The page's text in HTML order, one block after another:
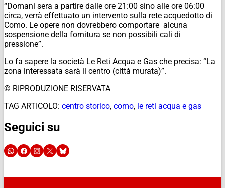
“Domani sera a partire dalle ore 21:00 sino alle ore 06:00
circa, verrà effettuato un intervento sulla rete acquedotto di
Como. Le opere non dovrebbero comportare alcuna
sospensione della fornitura se non possibili cali di
pressione”.
Lo fa sapere la società Le Reti Acqua e Gas che precisa: “La
zona interessata sarà il centro (città murata)”.
© RIPRODUZIONE RISERVATA
TAG ARTICOLO: centro storico, como, le reti acqua e gas
Seguici su